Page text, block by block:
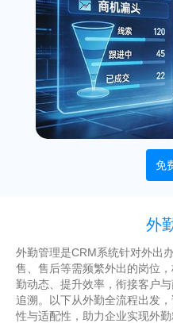
免
外
外勤管理是CRM系统针对外出
售、售后等需频繁外出的岗位
勤动态、提升效率，衔接客户
追溯。以下从外勤全流程出发
性与适配性，助力企业实现外勤